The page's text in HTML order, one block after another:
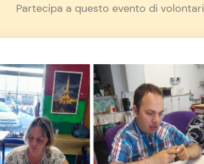
Partecipa a questo evento di